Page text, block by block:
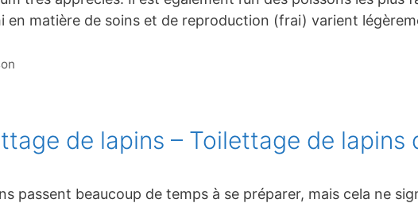
en matière de soins et de reproduction (frai) varient
de lapins – Toilettage de lapins
passent beaucoup de temps à se préparer, mais cela ne